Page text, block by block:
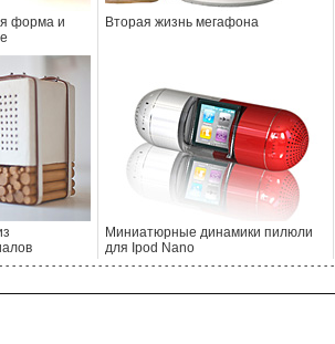
форма и
Вторая жизнь мегафона
Миниатюрные динамики пилюли
для Ipod Nano
- - - - - - - - - - - - - - - - - - - - - - - - - - - - - - - - - - - - - - - - - - - - - - - - -